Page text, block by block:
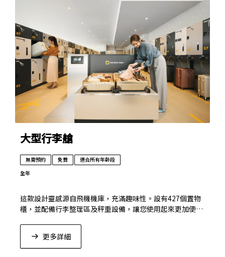
大型行李艙
無需預約 免費
適合所有年齡段
全年
這款設計靈感源自飛機機庫，充滿趣味性。設有427個置物
櫃，並配備行李整理區及秤重設備，讓您使用起來更加便
更多詳細